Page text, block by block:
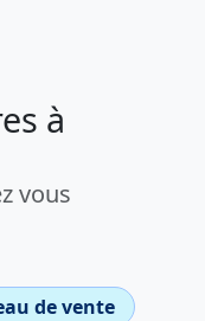
à
vous
de vente